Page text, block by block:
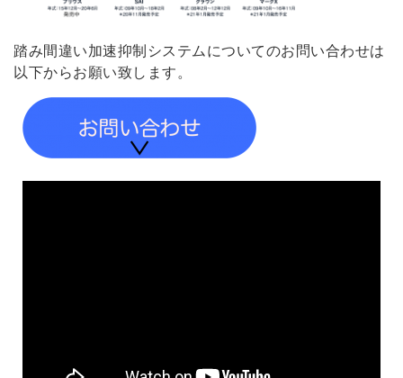
踏み間違い加速抑制システムについてのお問い合わせは
以下からお願い致します。